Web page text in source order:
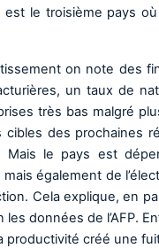
le troisième pays
on note des
un taux de
très bas malgré
cibles des prochaines
Mais le pays est
également de
Cela explique, en
données de l’AFP.
productivité créé une